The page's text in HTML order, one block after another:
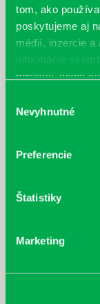
tom, ako
poskytujeme aj
médií, inzercie a
informácie
poskytli, alebo
súhlasu
Nevyhnutné
Preferencie
Štatistiky
Marketing
McGrath, Andy: Tadej
nezastaviteľný